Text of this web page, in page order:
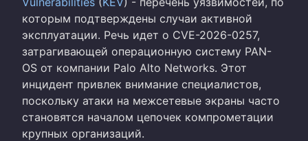
которым подтверждены случаи активной
эксплуатации. Речь идет о CVE-2026-0257,
затрагивающей операционную систему PAN-
OS от компании Palo Alto Networks. Этот
инцидент привлек внимание специалистов,
поскольку атаки на межсетевые экраны часто
становятся началом цепочек компрометации
крупных организаций.